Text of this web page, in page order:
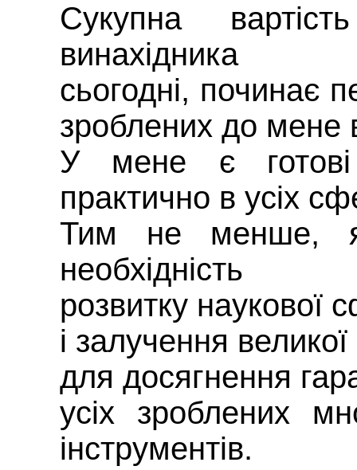
Сукупна
винахідника
сьогодні, починає
зроблених до мене
У мене є готові
практично в усіх
Тим не менше, я
необхідність
розвитку наукової
і залучення великої
для досягнення
усіх зроблених
інструментів.